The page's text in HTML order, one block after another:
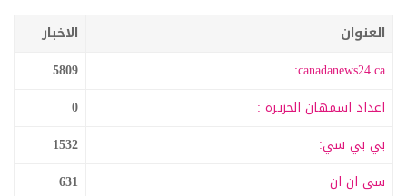
العنوان
الاخبار
canadanews24.ca:
5809
اعداد اسمهان الجزيرة :
0
بي بي سي:
1532
سى ان ان
631